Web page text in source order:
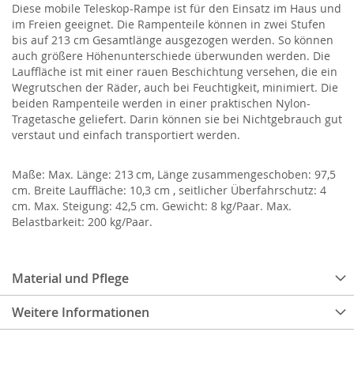
Material und Pflege
Weitere Informationen
Diese mobile Teleskop-Rampe ist für den Einsatz im Haus und
im Freien geeignet. Die Rampenteile können in zwei Stufen
bis auf 213 cm Gesamtlänge ausgezogen werden. So können
auch größere Höhenunterschiede überwunden werden. Die
Lauffläche ist mit einer rauen Beschichtung versehen, die ein
Wegrutschen der Räder, auch bei Feuchtigkeit, minimiert. Die
beiden Rampenteile werden in einer praktischen Nylon-
Tragetasche geliefert. Darin können sie bei Nichtgebrauch gut
verstaut und einfach transportiert werden.
Maße: Max. Länge: 213 cm, Länge zusammengeschoben: 97,5
cm. Breite Lauffläche: 10,3 cm , seitlicher Überfahrschutz: 4
cm. Max. Steigung: 42,5 cm. Gewicht: 8 kg/Paar. Max.
Belastbarkeit: 200 kg/Paar.